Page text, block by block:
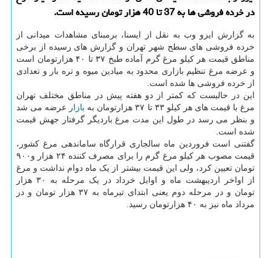
در خرده فروشی ها به 37 تا 40 هزار تومان رسیده است.
به گزارش ایزو وب به نقل از ایسنا، برمبنای مشاهدات میدانی از
خرده فروشی های سطح شهر تهران و گزارش های رسیده از برخی
مناطق قیمت هر کیلو مرغ گرم آماده طبخ ۳۷ تا ۴۰ هزارتومان است
و عرضه مرغ تنظیم بازاری محدود به میادین میوه و تره بار و تعدادی
از خرده فروشی ها شده است.
این در حالیست که کمتر از دو هفته پیش در مناطق مختلف تهران
مرغ با قیمت های هر کیلو ۳۳ تا ۳۷ هزارتومان به
بازار عرضه می شد
و بنظر می رسد در طول این مدت مرغ باردیگر گرفتار جهش قیمت
شده است.
گفتنی است فروردین ماه سالجاری قرارگاه ساماندهی مرغ کشور،
قیمت مصوب هر کیلو مرغ گرم را برای مصرف کننده ۲۴ هزار و۹۰۰
تومان تعیین کرد، ولی این قیمت بیشتر از یک ماه دوام نداشت و مرغ
از اواخر اردیبهشت ماه و اوایل خرداد در یک مرحله به ۳۰ هزار
تومان و در مرحله دوم یعنی ابتدای تیرماه به ۳۷ هزار تومان و در
مرداد ماه نیز به ۴۰ هزارتومان رسید.